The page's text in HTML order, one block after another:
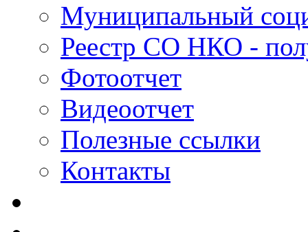
Муниципальный
Реестр СО НКО -
Фотоотчет
Видеоотчет
Полезные ссылки
Контакты